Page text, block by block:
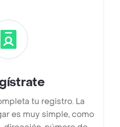
tu registro. La
es muy simple, como